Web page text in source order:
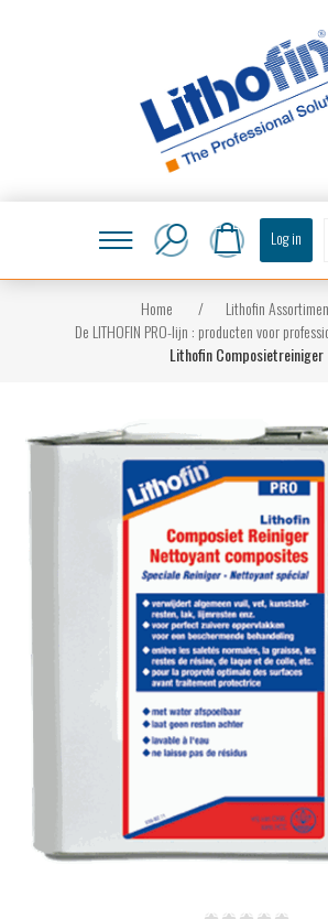
Log in
Home / Lithofin
De LITHOFIN PRO-lijn : producten voor
Lithofin Composietreiniger